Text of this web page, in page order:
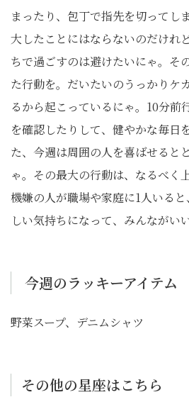
まったり、包丁で指先を切ってし
大したことにはならないのだけれ
ちで過ごすのは避けたいにゃ。そ
た行動を。だいたいのうっかりケ
るから起こっているにゃ。 10分前
を確認したりして、健やかな毎日
た、今週は周囲の人を喜ばせると
ゃ。その最大の行動は、なるべく
機嫌の人が職場や家庭に1人いる
しい気持ちになって、みんながい
今週のラッキーアイテム
野菜スープ、デニムシャツ
その他の星座はこちら